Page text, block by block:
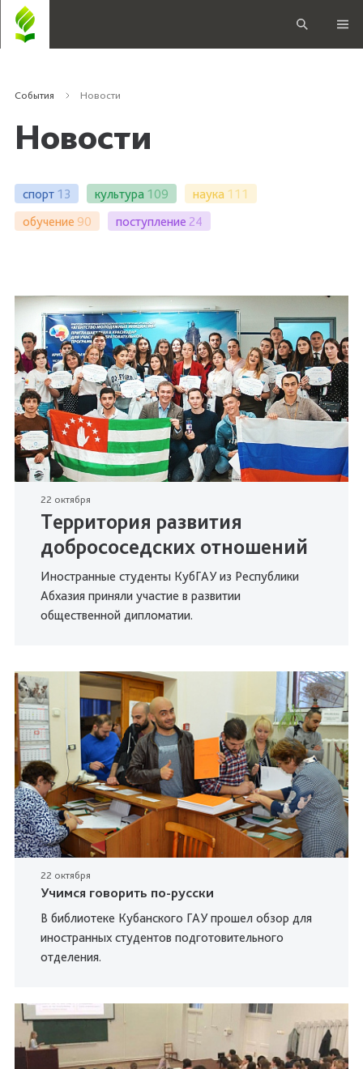
События Новости
Новости
спорт 13 культура 109 наука 111
обучение 90 поступление 24
22 октября
Территория развития
добрососедских отношений
Иностранные студенты КубГАУ из Республики
Абхазия приняли участие в развитии
общественной дипломатии.
22 октября
Учимся говорить по-русски
В библиотеке Кубанского ГАУ прошел обзор для
иностранных студентов подготовительного
отделения.